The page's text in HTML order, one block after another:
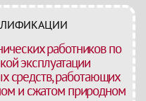
работников по
эксплуатации
средств, работающих
и сжатом природном